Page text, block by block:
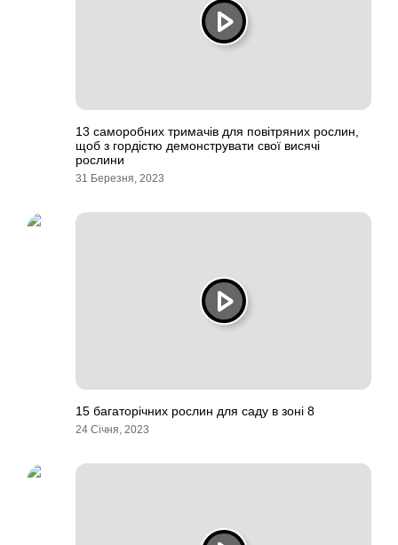
13 саморобних тримачів для повітряних рослин,
щоб з гордістю демонструвати свої висячі
рослини
31 Березня, 2023
15 багаторічних рослин для саду в зоні 8
24 Січня, 2023